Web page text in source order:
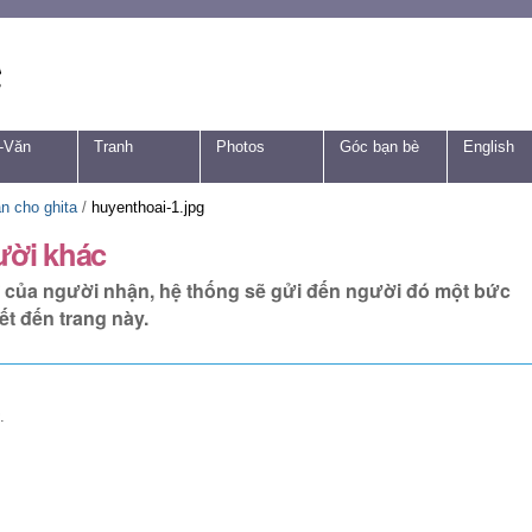
Tranh Photos Góc bạn bè English
cho ghita / huyenthoai-1.jpg
khác
người nhận, hệ thống sẽ gửi đến người đó một bức
đến trang này.